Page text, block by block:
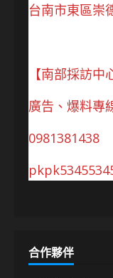
台南市東區崇
【南部採訪中
廣告、爆料專
0981381438
合作夥伴